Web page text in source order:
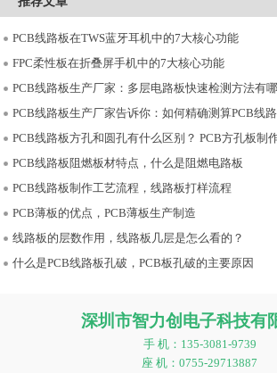
PCB线路板在TWS蓝牙耳机中的7大核心功能
FPC柔性板在折叠屏手机中的7大核心功能
PCB线路板生产厂家：多层电路板快速检测方法有
PCB线路板生产厂家告诉你：如何精确测算PCB线
PCB线路板方孔和圆孔有什么区别？ PCB方孔板制
PCB线路板阻燃板材特点，什么是阻燃电路板
PCB线路板制作工艺流程，线路板打样流程
PCB薄板的优点，PCB薄板生产制造
线路板的层数作用，线路板几层是怎么看的？
什么是PCB线路板孔破，PCB板孔破的主要原因
深圳市智力创电子科技有
手 机：135-3081-9739
座 机：0755-29713887